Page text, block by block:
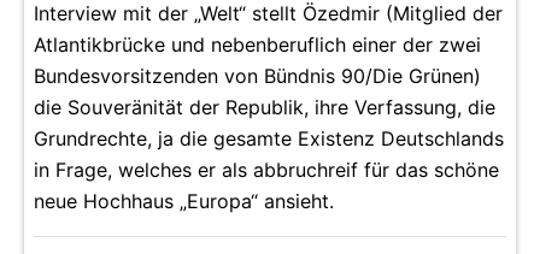
Interview mit der „Welt“ stellt Özedmir (Mitglied der
Atlantikbrücke und nebenberuflich einer der zwei
Bundesvorsitzenden von Bündnis 90/Die Grünen)
die Souveränität der Republik, ihre Verfassung, die
Grundrechte, ja die gesamte Existenz Deutschlands
in Frage, welches er als abbruchreif für das schöne
neue Hochhaus „Europa“ ansieht.